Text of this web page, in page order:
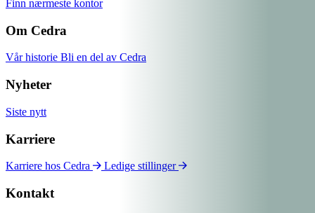
Finn nærmeste kontor
Om Cedra
Vår historie Bli en del av Cedra
Nyheter
Siste nytt
Karriere
Karriere hos Cedra Ledige stillinger
Kontakt